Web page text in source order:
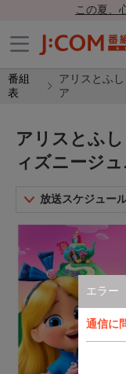
この夏、
番組
表
アリスとふ
ア
エラー
通信に
アリスとふ
ィズニージ
放送スケジュー